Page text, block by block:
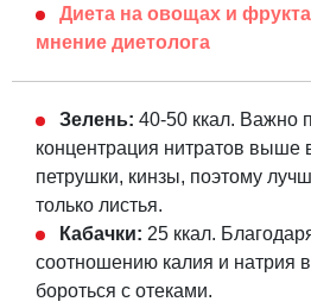
Диета на овощах и
мнение диетолога
Зелень: 40-50 ккал. Важно
концентрация нитратов выше
петрушки, кинзы, поэтому
только листья.
Кабачки: 25 ккал.
соотношению калия и натрия
бороться с отеками.